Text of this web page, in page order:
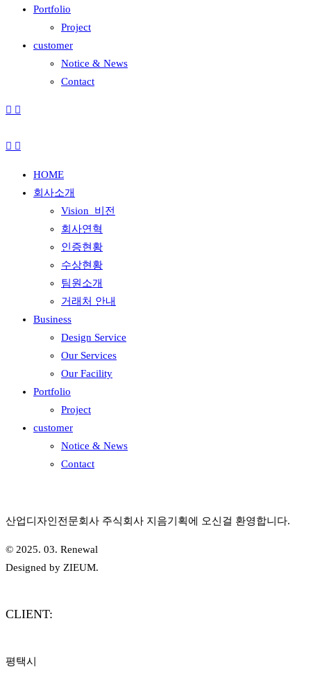
Portfolio
Project
customer
Notice & News
Contact
HOME
회사소개
Vision_비전
회사연혁
인증현황
수상현황
팀원소개
거래처 안내
Business
Design Service
Our Services
Our Facility
Portfolio
Project
customer
Notice & News
Contact
산업디자인전문회사 주식회사 지음기획에 오신걸 환영합니다.
© 2025. 03. Renewal
Designed by ZIEUM.
CLIENT:
평택시